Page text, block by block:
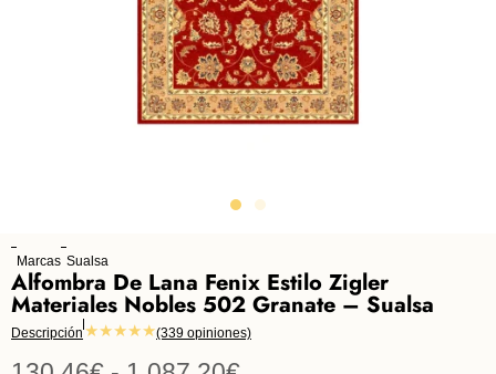
Marcas Sualsa
Alfombra De Lana Fenix Estilo Zigler
Materiales Nobles 502 Granate – Sualsa
Descripción ★★★★★(339 opiniones)